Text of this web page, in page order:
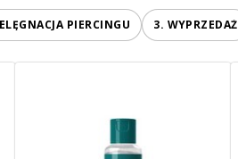
PIERCINGU 3. WYPRZEDAŻ